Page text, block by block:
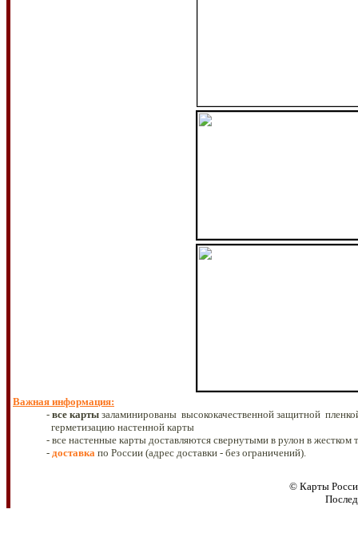
Важная информация:
- все карты заламинированы высококачественной защитной
герметизацию настенной карты
- все настенные карты доставляются свернутыми в рулон в жестком
- доставка по России (адрес доставки - без ограничений).
© Карты